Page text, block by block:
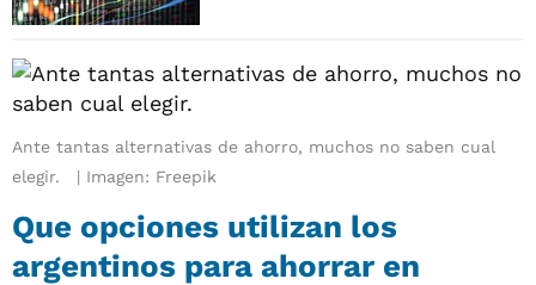
Ante tantas alternativas de ahorro, muchos no saben cual
elegir.
Imagen: Freepik
Que opciones utilizan los
argentinos para ahorrar en